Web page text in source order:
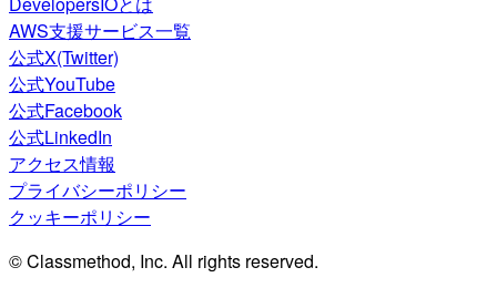
AWS支援サービス一覧
公式X(Twitter)
公式YouTube
公式Facebook
公式LinkedIn
アクセス情報
プライバシーポリシー
クッキーポリシー
© Classmethod, Inc. All rights reserved.